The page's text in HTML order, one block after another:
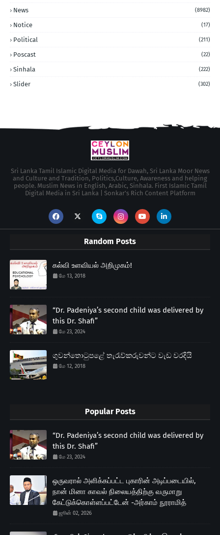
News (8982)
Notice (17)
Political (211)
Poscast (22)
Sinhala (222)
Slider (302)
Sri Lanka Tamil Islamic Digital Media for Dawah, Sri Lanka Moor News
and Culture and Tradition, Politics,Culture, Awareness and helping
people. Muslim News in English, Arabic, Sinhala. First Islamic Tamil
Digital Media in Sri Lanka | Sonkar's Rich Content Platform
Random Posts
கல்வி உளவியல் அறிமுகம்!
மே 13, 2018
“Dr. Padeniya’s second child was delivered by
this Dr. Shafi”
மே 23, 2024
ගුවන්තොටුපළේ තැරැව්කරුවන්ට වැඩ වරදියි
மே 12, 2018
Popular Posts
“Dr. Padeniya’s second child was delivered by
this Dr. Shafi”
மே 23, 2024
ஒருவரால் அளிக்கப்பட்ட புகாரின் அடிப்படையில்,
நான் மினா காவல் நிலையத்திற்கு வருமாறு
கேட்டுக்கொள்ளப்பட்டேன் -அர்காம் நூராமித்
ஜூன் 02, 2026